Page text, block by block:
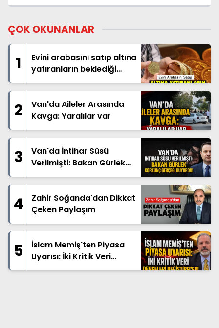
ÇOK OKUNANLAR
1
Evini arabasını satıp altına
yatıranların beklediği
haber geldi
2
Van'da Aileler Arasında
Kavga: Yaralılar var
3
Van'da İntihar Süsü
Verilmişti: Bakan Gürlek
Korkunç Gerçeği Duyurdu!
4
Zahir Soğanda'dan Dikkat
Çeken Paylaşım
5
İslam Memiş'ten Piyasa
Uyarısı: İki Kritik Veri
Dengeleri Değiştirecek!